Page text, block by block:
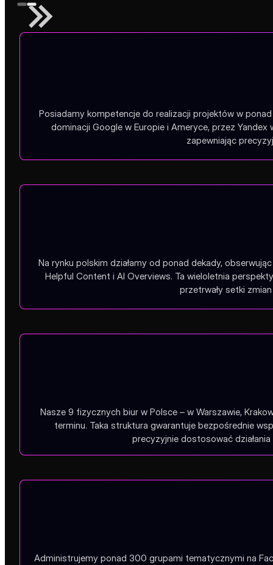
Posiadamy kompetencje do realizacji projektów w
dominacji Google w Europie i Ameryce, przez
zapewniając
Na rynku polskim działamy od ponad dekady,
Helpful Content i AI Overviews. Ta wieloletnia
przetrwały setki
Nasze 9 fizycznych biur w Polsce – w Warszawie,
terminu. Taka struktura gwarantuje bezpośrednie
precyzyjnie dostosować
Administrujemy ponad 300 grupami tematycznymi na